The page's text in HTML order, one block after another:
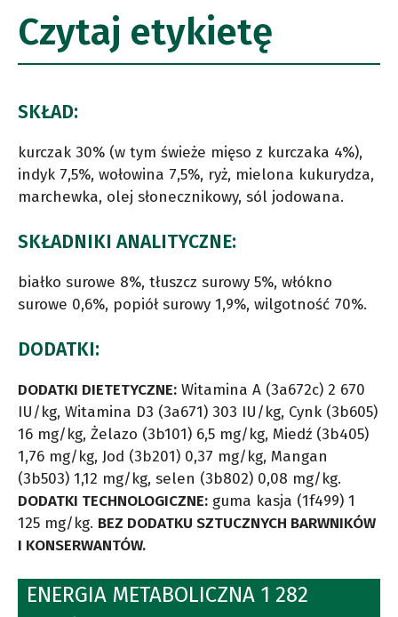
Czytaj etykietę
SKŁAD:
kurczak 30% (w tym świeże mięso z kurczaka 4%),
indyk 7,5%, wołowina 7,5%, ryż, mielona kukurydza,
marchewka, olej słonecznikowy, sól jodowana.
SKŁADNIKI ANALITYCZNE:
białko surowe 8%, tłuszcz surowy 5%, włókno
surowe 0,6%, popiół surowy 1,9%, wilgotność 70%.
DODATKI:
DODATKI DIETETYCZNE: Witamina A (3a672c) 2 670
IU/kg, Witamina D3 (3a671) 303 IU/kg, Cynk (3b605)
16 mg/kg, Żelazo (3b101) 6,5 mg/kg, Miedź (3b405)
1,76 mg/kg, Jod (3b201) 0,37 mg/kg, Mangan
(3b503) 1,12 mg/kg, selen (3b802) 0,08 mg/kg.
DODATKI TECHNOLOGICZNE: guma kasja (1f499) 1
125 mg/kg. BEZ DODATKU SZTUCZNYCH BARWNIKÓW
I KONSERWANTÓW.
ENERGIA METABOLICZNA 1 282